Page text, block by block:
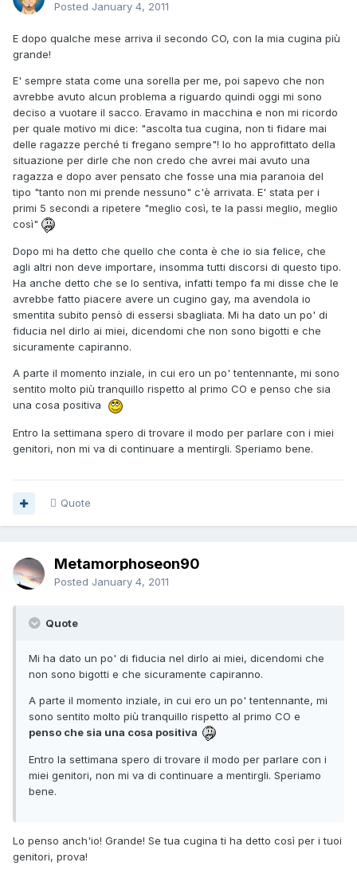
Posted January 4, 2011
E dopo qualche mese arriva il secondo CO, con la mia cugina più
grande!
E' sempre stata come una sorella per me, poi sapevo che non
avrebbe avuto alcun problema a riguardo quindi oggi mi sono
deciso a vuotare il sacco. Eravamo in macchina e non mi ricordo
per quale motivo mi dice: "ascolta tua cugina, non ti fidare mai
delle ragazze perché ti fregano sempre"! Io ho approfittato della
situazione per dirle che non credo che avrei mai avuto una
ragazza e dopo aver pensato che fosse una mia paranoia del
tipo "tanto non mi prende nessuno" c'è arrivata. E' stata per i
primi 5 secondi a ripetere "meglio così, te la passi meglio, meglio
così"
Dopo mi ha detto che quello che conta è che io sia felice, che
agli altri non deve importare, insomma tutti discorsi di questo tipo.
Ha anche detto che se lo sentiva, infatti tempo fa mi disse che le
avrebbe fatto piacere avere un cugino gay, ma avendola io
smentita subito pensò di essersi sbagliata. Mi ha dato un po' di
fiducia nel dirlo ai miei, dicendomi che non sono bigotti e che
sicuramente capiranno.
A parte il momento inziale, in cui ero un po' tentennante, mi sono
sentito molto più tranquillo rispetto al primo CO e penso che sia
una cosa positiva
Entro la settimana spero di trovare il modo per parlare con i miei
genitori, non mi va di continuare a mentirgli. Speriamo bene.
Quote
Metamorphoseon90
Posted January 4, 2011
Quote
Mi ha dato un po' di fiducia nel dirlo ai miei, dicendomi che
non sono bigotti e che sicuramente capiranno.
A parte il momento inziale, in cui ero un po' tentennante, mi
sono sentito molto più tranquillo rispetto al primo CO e
penso che sia una cosa positiva
Entro la settimana spero di trovare il modo per parlare con i
miei genitori, non mi va di continuare a mentirgli. Speriamo
bene.
Lo penso anch'io! Grande! Se tua cugina ti ha detto così per i tuoi
genitori, prova!